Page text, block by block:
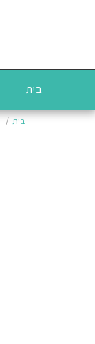
בית
בית